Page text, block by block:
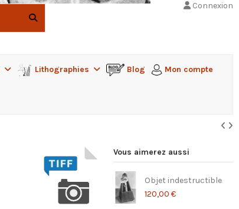
Connexion
Lithographies Blog Mon compte
Vous aimerez aussi
Objet indestructible
120,00 €